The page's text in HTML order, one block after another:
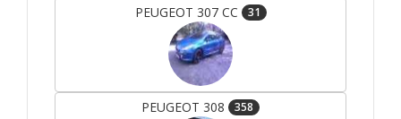
PEUGEOT 307 CC 31
PEUGEOT 308 358